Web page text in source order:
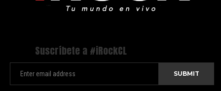
Suscríbete a #iRockCL